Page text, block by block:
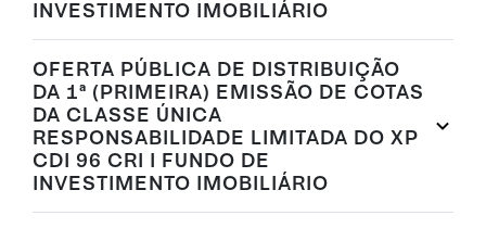
INVESTIMENTO IMOBILIÁRIO
OFERTA PÚBLICA DE DISTRIBUIÇÃO
DA 1ª (PRIMEIRA) EMISSÃO DE COTAS
DA CLASSE ÚNICA
RESPONSABILIDADE LIMITADA DO XP
CDI 96 CRI I FUNDO DE
INVESTIMENTO IMOBILIÁRIO